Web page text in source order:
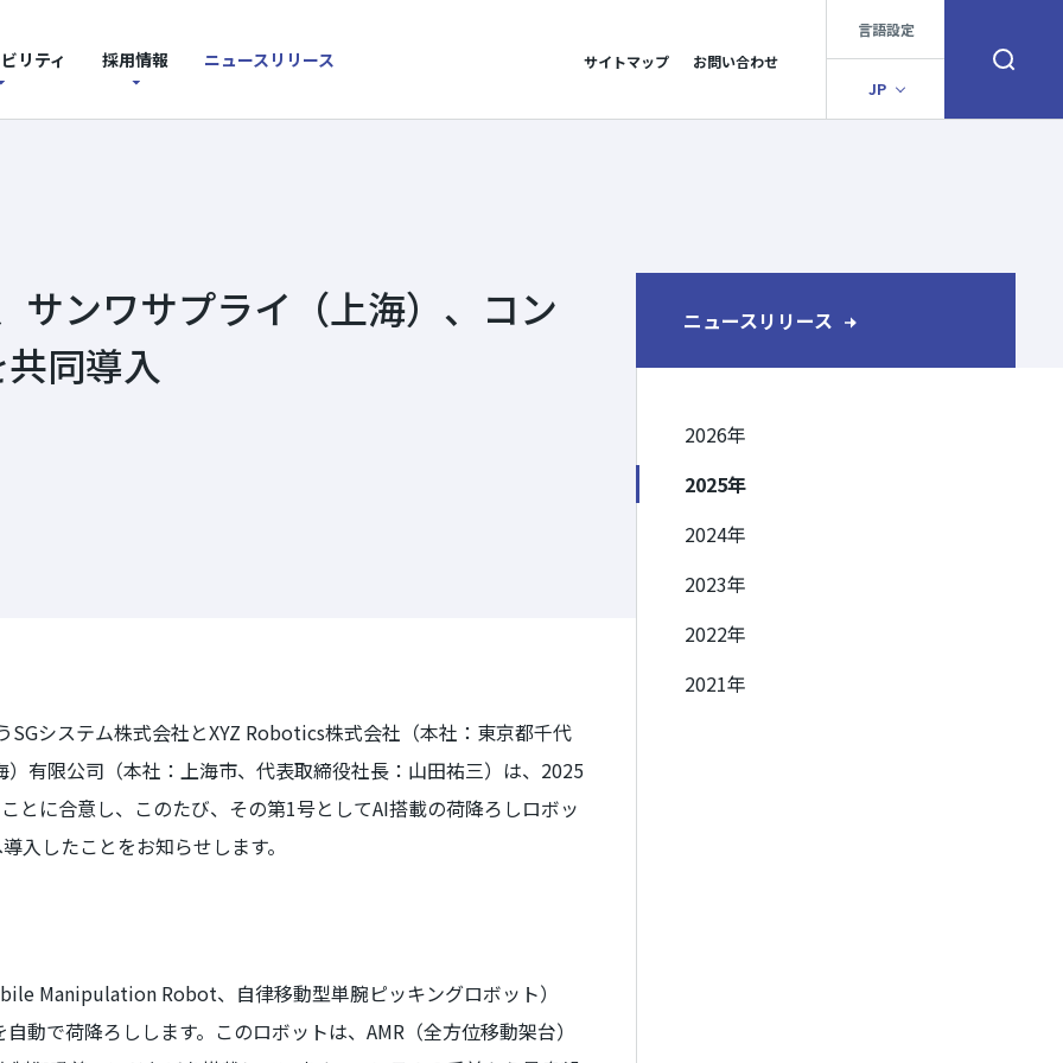
リティ 採用情報 ニュースリリース サイトマップ お問い合わせ
言語設定
JP 検索窓を開く
ニュースリリース
2026年
2025年
2024年
2023年
2022年
2021年
サンワサプライ（上海）、コン
同導入
SGシステム株式会社とXYZ Robotics株式会社（本社：東京都千代
有限公司（本社：上海市、代表取締役社長：山田祐三）は、 2025
とに合意し、このたび、その第1号としてAI搭載の荷降ろしロボッ
入したことをお知らせします。
Manipulation Robot、自律移動型単腕ピッキングロボット）
動で荷降ろしします。このロボットは、 AMR （全方位移動架台）